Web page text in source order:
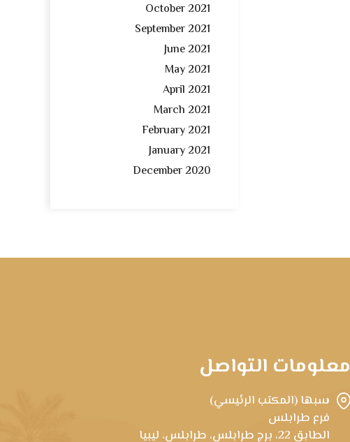
October 2021
September 2021
June 2021
May 2021
April 2021
March 2021
February 2021
January 2021
December 2020
معلومات التواصل
سبها (المكتب الرئيسي)
فرع طرابلس
الطابق 22، برج طرابلس، طرابلس، ليبيا